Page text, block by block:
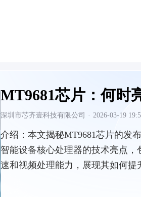
MT9681芯片：何时
深圳市芯齐壹科技有限公司 · 2026-03-19
介绍： 本文揭秘MT9681芯片的发
智能设备核心处理器的技术亮点，
速和视频处理能力，展现其如何提